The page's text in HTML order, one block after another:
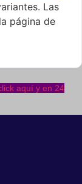
Las
página de
aquí y en 24